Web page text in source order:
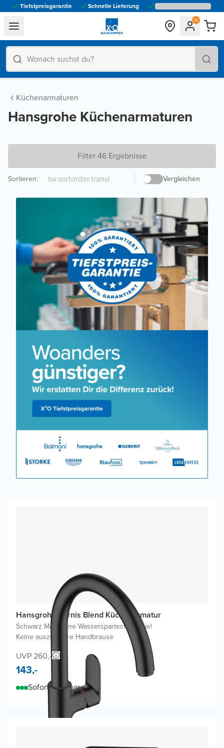
Tiefstpreisgarantie Schnelle Lieferung
general.navigation.toggle_menu.label
Küchenarmaturen
Hansgrohe Küchenarmaturen
Filter 46 Ergebnisse
Vergleichen
Sortieren:
Hansgrohe Vernis Blend Küchenarmatur
Schwarz Matt Ohne Wasserspartechnologie|
Keine ausziehbare Handbrause
UVP 260,-
143,-
Sofort lieferbar